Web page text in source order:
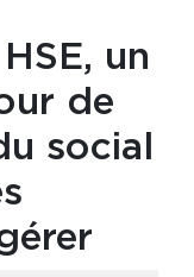
un
de
social